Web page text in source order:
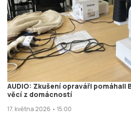
AUDIO: Zkušení opraváři pomáhali
věcí z domácností
17. května 2026 • 15:00